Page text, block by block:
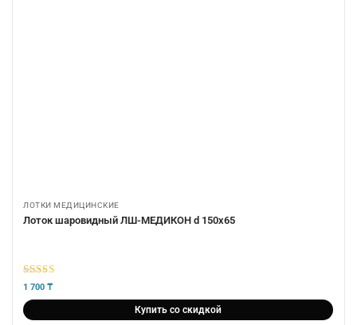
ЛОТКИ МЕДИЦИНСКИЕ
Лоток шаровидный ЛШ-МЕДИКОН d 150х65
5 из 5
1 700 ₸
Купить со скидкой